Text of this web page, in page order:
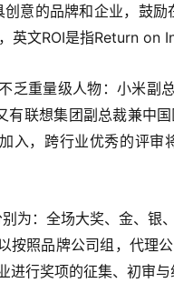
意的品牌和企业，鼓
英文ROI是指Return on
乏重量级人物：小米
有联想集团副总裁兼中
入，跨行业优秀的评
为：全场大奖、金、银
按照品牌公司组，代理
进行奖项的征集、初审与